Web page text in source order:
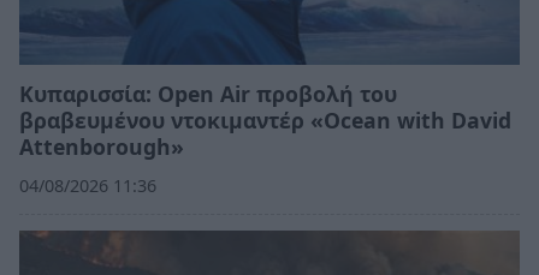
Κυπαρισσία: Open Air προβολή του
βραβευμένου ντοκιμαντέρ «Ocean with David
Attenborough»
04/08/2026 11:36